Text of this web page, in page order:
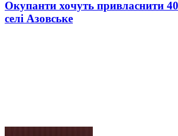
Окупанти хочуть привласнити
селі Азовське